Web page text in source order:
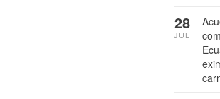
28
JUL